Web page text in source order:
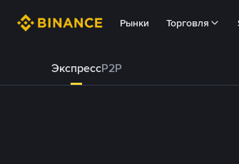
Рынки Торговля
ЭкспрессP2P